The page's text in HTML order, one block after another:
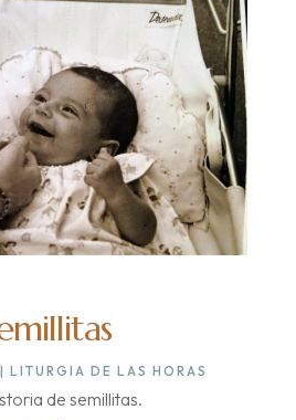
|LITURGIA DE LAS HORAS
de semillitas.